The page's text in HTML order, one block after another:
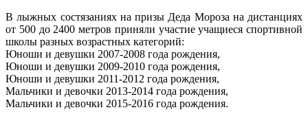
В лыжных состязаниях на призы Деда Мороза на дистанциях
от 500 до 2400 метров приняли участие учащиеся спортивной
школы разных возрастных категорий:
Юноши и девушки 2007-2008 года рождения,
Юноши и девушки 2009-2010 года рождения,
Юноши и девушки 2011-2012 года рождения,
Мальчики и девочки 2013-2014 года рождения,
Мальчики и девочки 2015-2016 года рождения.